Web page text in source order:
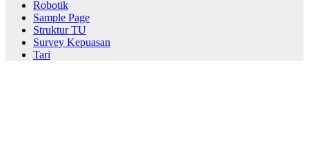
Robotik
Sample Page
Struktur TU
Survey Kepuasan
Tari